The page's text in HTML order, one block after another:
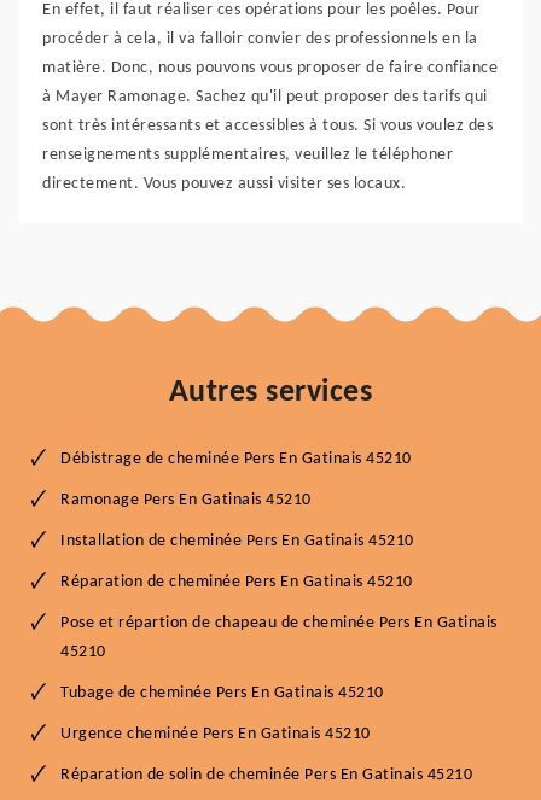
En effet, il faut réaliser ces opérations pour les poêles. Pour
procéder à cela, il va falloir convier des professionnels en la
matière. Donc, nous pouvons vous proposer de faire confiance
à Mayer Ramonage. Sachez qu'il peut proposer des tarifs qui
sont très intéressants et accessibles à tous. Si vous voulez des
renseignements supplémentaires, veuillez le téléphoner
directement. Vous pouvez aussi visiter ses locaux.
Autres services
Débistrage de cheminée Pers En Gatinais 45210
Ramonage Pers En Gatinais 45210
Installation de cheminée Pers En Gatinais 45210
Réparation de cheminée Pers En Gatinais 45210
Pose et répartion de chapeau de cheminée Pers En Gatinais
45210
Tubage de cheminée Pers En Gatinais 45210
Urgence cheminée Pers En Gatinais 45210
Réparation de solin de cheminée Pers En Gatinais 45210